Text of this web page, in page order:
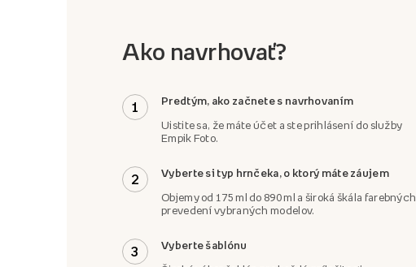
Ako navrhovať?
1 Predtým, ako začnete s navrhovaním
Uistite sa, že máte účet a ste prihlásení do služby
Empik Foto.
2 Vyberte si typ hrnčeka, o ktorý máte záujem
Objemy od 175 ml do 890 ml a široká škála farebných
prevedení vybraných modelov.
3 Vyberte šablónu